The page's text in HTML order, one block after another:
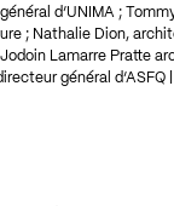
d’UNIMA ;
; Nathalie Dion,
Lamarre Pratte
général